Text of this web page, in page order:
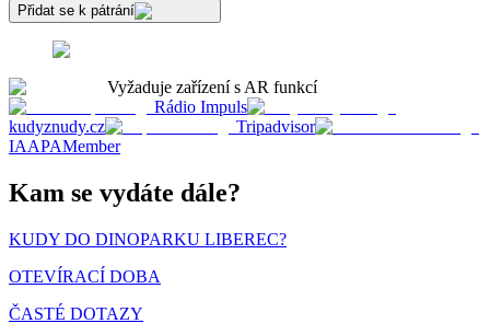
Přidat se k pátrání
Vyžaduje zařízení s AR funkcí
Rádio Impuls
kudyznudy.cz
Tripadvisor
IAAPAMember
Kam se vydáte dále?
KUDY DO DINOPARKU LIBEREC?
OTEVÍRACÍ DOBA
ČASTÉ DOTAZY